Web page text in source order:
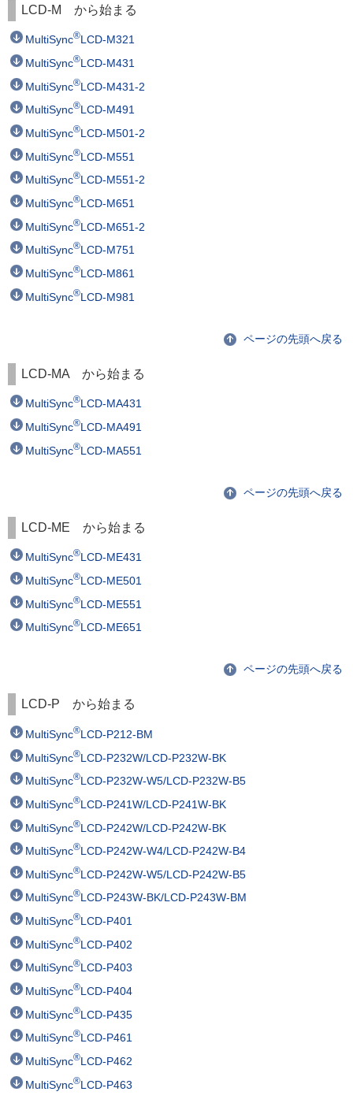
LCD-M から始まる
MultiSync®LCD-M321
MultiSync®LCD-M431
MultiSync®LCD-M431-2
MultiSync®LCD-M491
MultiSync®LCD-M501-2
MultiSync®LCD-M551
MultiSync®LCD-M551-2
MultiSync®LCD-M651
MultiSync®LCD-M651-2
MultiSync®LCD-M751
MultiSync®LCD-M861
MultiSync®LCD-M981
ページの先頭へ戻る
LCD-MA から始まる
MultiSync®LCD-MA431
MultiSync®LCD-MA491
MultiSync®LCD-MA551
ページの先頭へ戻る
LCD-ME から始まる
MultiSync®LCD-ME431
MultiSync®LCD-ME501
MultiSync®LCD-ME551
MultiSync®LCD-ME651
ページの先頭へ戻る
LCD-P から始まる
MultiSync®LCD-P212-BM
MultiSync®LCD-P232W/LCD-P232W-BK
MultiSync®LCD-P232W-W5/LCD-P232W-B5
MultiSync®LCD-P241W/LCD-P241W-BK
MultiSync®LCD-P242W/LCD-P242W-BK
MultiSync®LCD-P242W-W4/LCD-P242W-B4
MultiSync®LCD-P242W-W5/LCD-P242W-B5
MultiSync®LCD-P243W-BK/LCD-P243W-BM
MultiSync®LCD-P401
MultiSync®LCD-P402
MultiSync®LCD-P403
MultiSync®LCD-P404
MultiSync®LCD-P435
MultiSync®LCD-P461
MultiSync®LCD-P462
MultiSync®LCD-P463